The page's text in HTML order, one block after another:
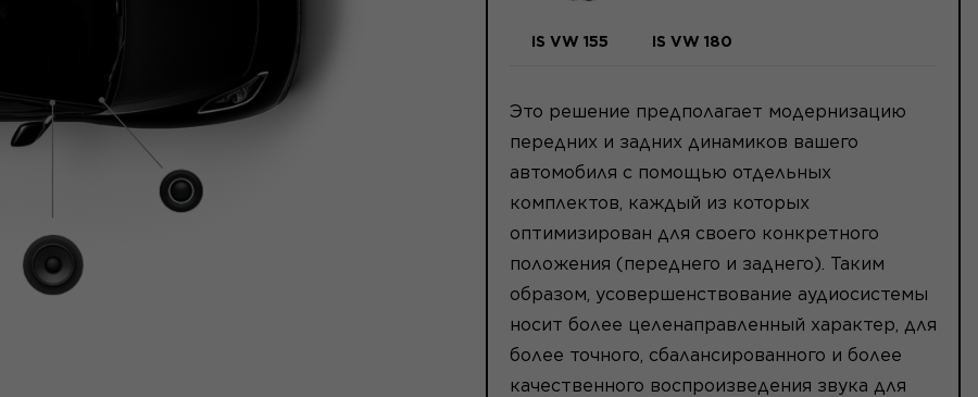
IS VW 155 IS VW 180
Это решение предполагает модернизацию
передних и задних динамиков вашего
автомобиля с помощью отдельных
комплектов, каждый из которых
оптимизирован для своего конкретного
положения (переднего и заднего). Таким
образом, усовершенствование аудиосистемы
носит более целенаправленный характер, для
более точного, сбалансированного и более
качественного воспроизведения звука для